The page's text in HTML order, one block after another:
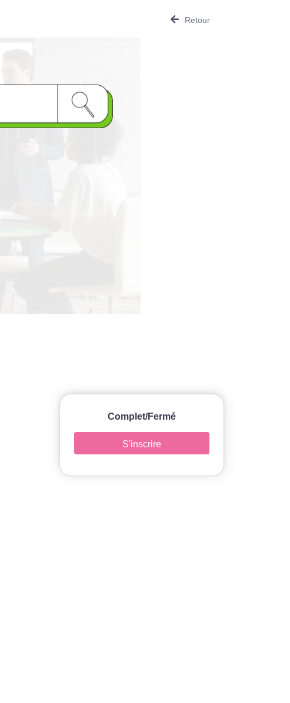
Retour
Complet/Fermé
S'inscrire